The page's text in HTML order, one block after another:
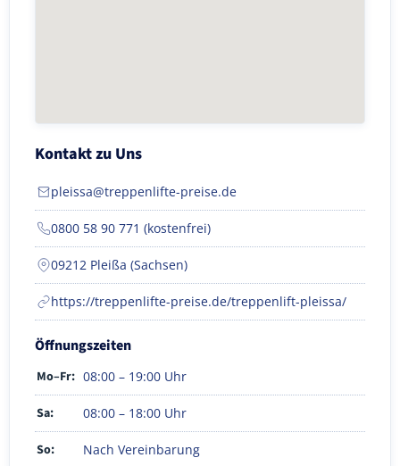
Kontakt zu Uns
pleissa@treppenlifte-preise.de
0800 58 90 771 (kostenfrei)
09212 Pleißa (Sachsen)
https://treppenlifte-preise.de/treppenlift-pleissa/
Öffnungszeiten
Mo–Fr: 08:00 – 19:00 Uhr
Sa: 08:00 – 18:00 Uhr
So: Nach Vereinbarung